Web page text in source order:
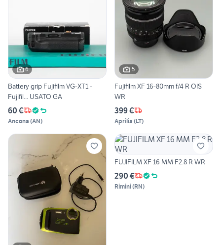
6
Battery grip Fujifilm VG-XT1 -
Fujifil... USATO GA
60 €
Ancona (AN)
5
Fujifilm XF 16-80mm f/4 R OIS
WR
399 €
Aprilia (LT)
FUJIFILM XF 16 MM F2.8 R WR
290 €
Rimini(RN)